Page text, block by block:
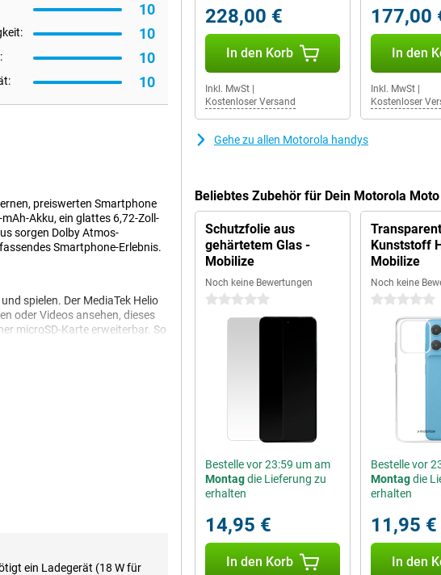
10
10
10
10
preiswerten Smartphone
Akku, ein glattes 6,72-Zoll-
sorgen Dolby Atmos-
Smartphone-Erlebnis.
spielen. Der MediaTek Helio
oder Videos ansehen, dieses
microSD-Karte erweiterbar. So
Sie viel unterwegs sind oder
Egal, ob Sie streamen,
des Motorola Moto G17. Dank
Serien und Videos auf Ihrem
ein Ladegerät (18 W für
228,00 €
In den Korb
Inkl. MwSt
Kostenloser Versand
177,00
In den
Inkl. MwSt|
Kostenloser
Gehe zu allen Motorola handys
Beliebtes Zubehör für Dein Motorola
Schutzfolie aus
gehärtetem Glas -
Mobilize
Noch keine Bewertungen
0 Sterne
Bestelle vor 23:59 um am
Montagdie Lieferung zu
erhalten
14,95 €
In den Korb
Transparent
Kunststoff
Mobilize
Noch keine
0 Sterne
Bestelle vor
Montagdie
erhalten
11,95 €
In den